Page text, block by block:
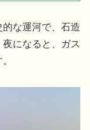
な運河で、石造
になると、ガス